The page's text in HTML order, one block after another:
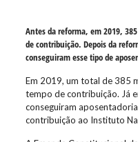
Antes da reforma, em 2019,
de contribuição. Depois da
conseguiram esse tipo de
Em 2019, um total de 385
tempo de contribuição. Já
conseguiram
contribuição ao Instituto